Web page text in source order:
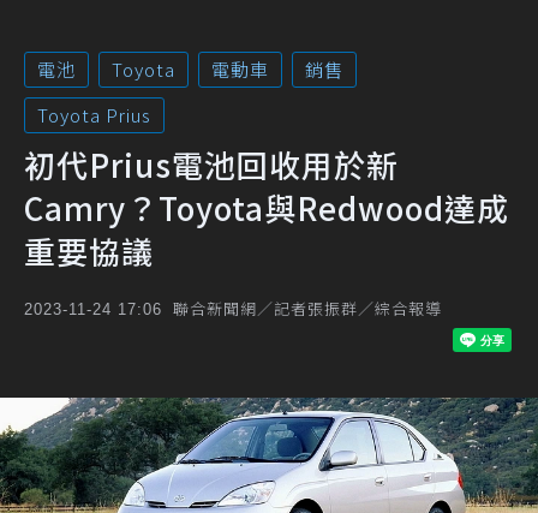
電池 Toyota 電動車
銷售
Toyota Prius
初代Prius電池回收用於新
Camry？Toyota與Redwood達成
重要協議
2023-11-24 17:06 聯合新聞網／記者張振群／綜合報導